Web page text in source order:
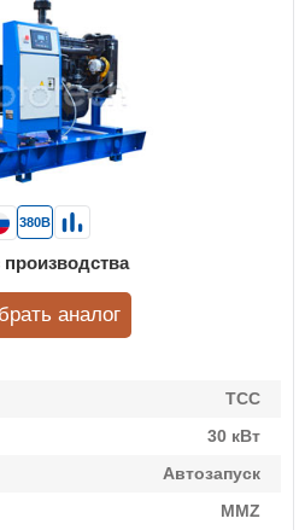
ТСС
30 кВт
Автозапуск
MMZ
380В
аналог